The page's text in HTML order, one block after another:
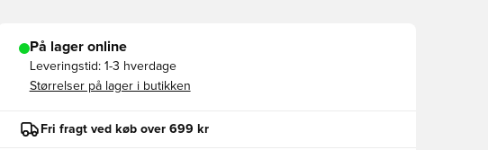
På lager online
Leveringstid: 1-3 hverdage
Størrelser på lager i butikken
Fri fragt ved køb over 699 kr